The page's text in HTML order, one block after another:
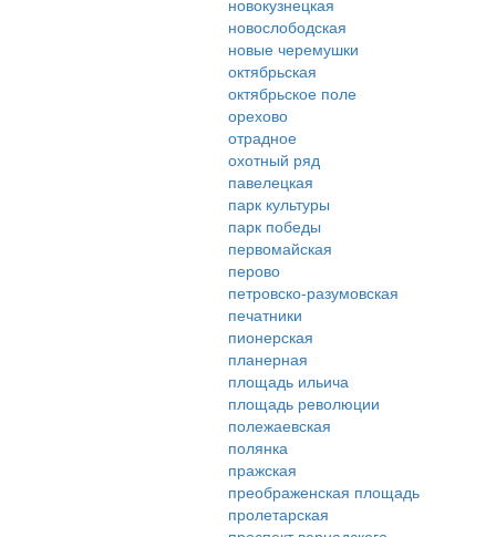
новокузнецкая
новослободская
новые черемушки
октябрьская
октябрьское поле
орехово
отрадное
охотный ряд
павелецкая
парк культуры
парк победы
первомайская
перово
петровско-разумовская
печатники
пионерская
планерная
площадь ильича
площадь революции
полежаевская
полянка
пражская
преображенская площадь
пролетарская